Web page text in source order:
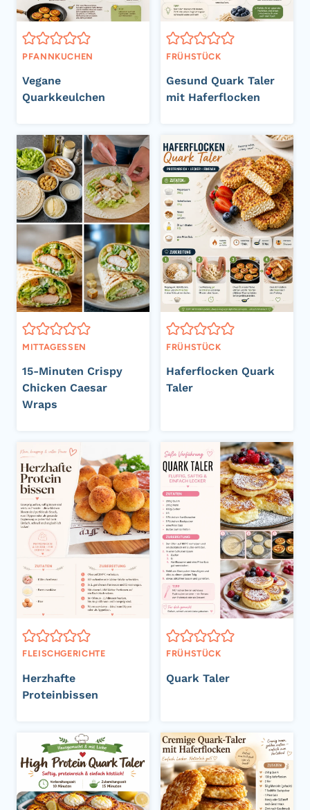
PFANNKUCHEN
Vegane
Quarkkeulchen
FRÜHSTÜCK
Gesund Quark Taler
mit Haferflocken
MITTAGESSEN
15-Minuten Crispy
Chicken Caesar
Wraps
FRÜHSTÜCK
Haferflocken Quark
Taler
FLEISCHGERICHTE
Herzhafte
Proteinbissen
FRÜHSTÜCK
Quark Taler